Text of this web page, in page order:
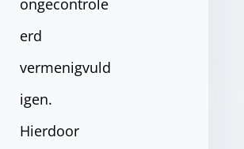
ongecontrole
erd
vermenigvuld
igen.
Hierdoor